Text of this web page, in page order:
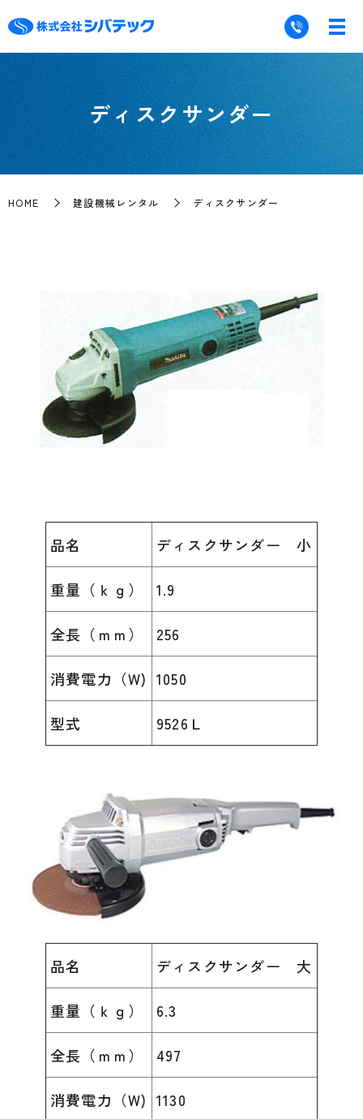
ディスクサンダー
HOME 建設機械レンタル ディスクサンダー
品名 ディスクサンダー 小
重量（ｋｇ） 1.9
全長（ｍｍ） 256
消費電力（W) 1050
型式 9526Ｌ
品名 ディスクサンダー 大
重量（ｋｇ） 6.3
全長（ｍｍ） 497
消費電力（W) 1130